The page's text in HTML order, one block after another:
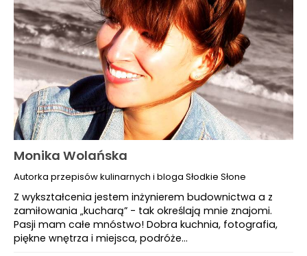
Monika Wolańska
Autorka przepisów kulinarnych i bloga Słodkie Słone
Z wykształcenia jestem inżynierem budownictwa a z
zamiłowania „kucharą” - tak określają mnie znajomi.
Pasji mam całe mnóstwo! Dobra kuchnia, fotografia,
piękne wnętrza i miejsca, podróże…